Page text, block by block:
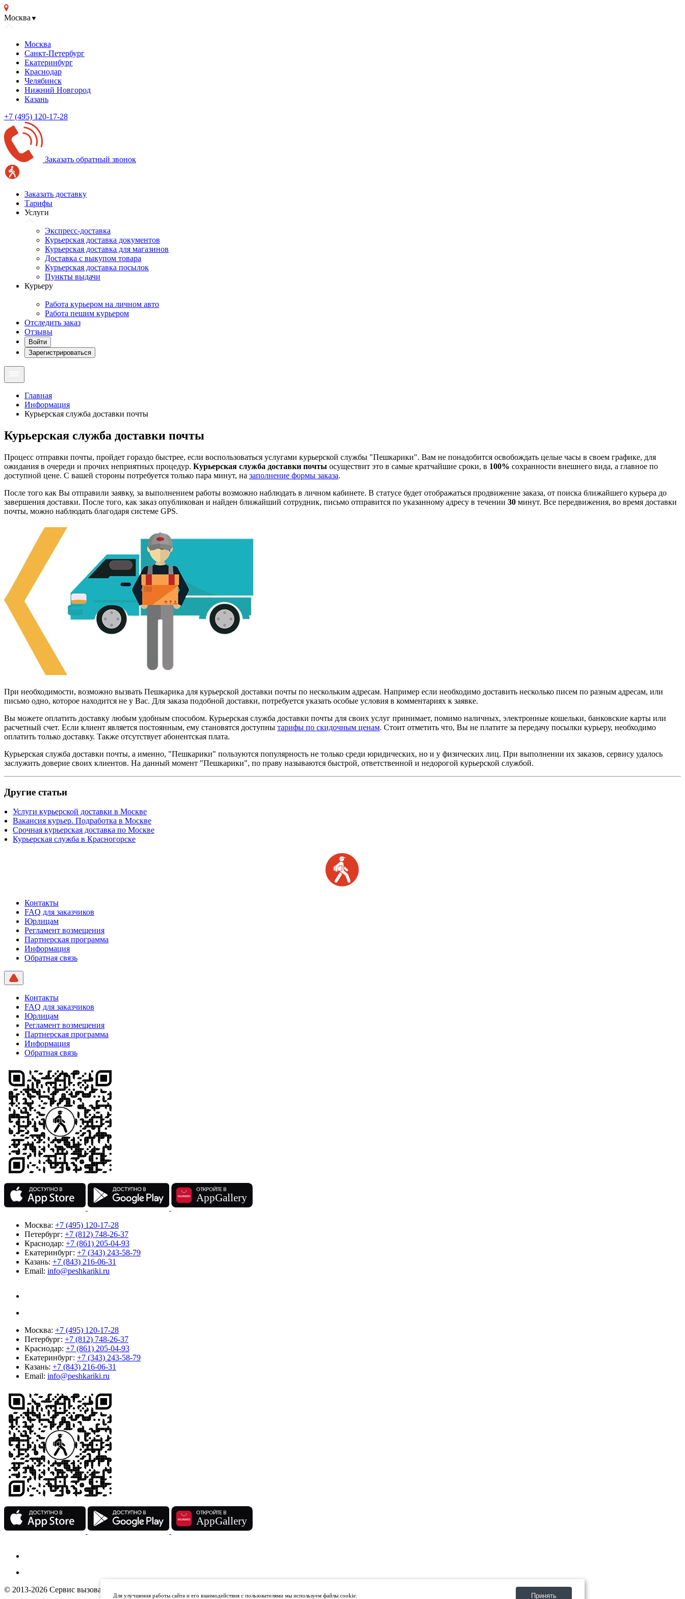
Москва ▼
Москва
Санкт-Петербург
Екатеринбург
Краснодар
Челябинск
Нижний Новгород
Казань
+7 (495) 120-17-28
Заказать обратный звонок
Заказать доставку
Тарифы
Услуги
Экспресс-доставка
Курьерская доставка документов
Курьерская доставка для магазинов
Доставка с выкупом товара
Курьерская доставка посылок
Пункты выдачи
Курьеру
Работа курьером на личном авто
Работа пешим курьером
Отследить заказ
Отзывы
Войти
Зарегистрироваться
Главная
Информация
Курьерская служба доставки почты
Курьерская служба доставки почты
Процесс отправки почты, пройдет гораздо быстрее, если воспользоваться услугами курьерской службы "Пешкарики". Вам не понадобится освобождать целые часы в своем графике, для
ожидания в очереди и прочих неприятных процедур. Курьерская служба доставки почты осуществит это в самые кратчайшие сроки, в 100% сохранности внешнего вида, а главное по
доступной цене. С вашей стороны потребуется только пара минут, на заполнение формы заказа.
После того как Вы отправили заявку, за выполнением работы возможно наблюдать в личном кабинете. В статусе будет отображаться продвижение заказа, от поиска ближайшего курьера до
завершения доставки. После того, как заказ опубликован и найден ближайший сотрудник, письмо отправится по указанному адресу в течении 30 минут. Все передвижения, во время доставки
почты, можно наблюдать благодаря системе GPS.
При необходимости, возможно вызвать Пешкарика для курьерской доставки почты по нескольким адресам. Например если необходимо доставить несколько писем по разным адресам, или
письмо одно, которое находится не у Вас. Для заказа подобной доставки, потребуется указать особые условия в комментариях к заявке.
Вы можете оплатить доставку любым удобным способом. Курьерская служба доставки почты для своих услуг принимает, помимо наличных, электронные кошельки, банковские карты или
расчетный счет. Если клиент является постоянным, ему становятся доступны тарифы по скидочным ценам. Стоит отметить что, Вы не платите за передачу посылки курьеру, необходимо
оплатить только доставку. Также отсутствует абонентская плата.
Курьерская служба доставки почты, а именно, "Пешкарики" пользуются популярность не только среди юридических, но и у физических лиц. При выполнении их заказов, сервису удалось
заслужить доверие своих клиентов. На данный момент "Пешкарики", по праву называются быстрой, ответственной и недорогой курьерской службой.
Другие статьи
Услуги курьерской доставки в Москве
Вакансия курьер. Подработка в Москве
Срочная курьерская доставка по Москве
​Курьерская служба в Красногорске
Контакты
FAQ для заказчиков
Юрлицам
Регламент возмещения
Партнерская программа
Информация
Обратная связь
Контакты
FAQ для заказчиков
Юрлицам
Регламент возмещения
Партнерская программа
Информация
Обратная связь
Москва: +7 (495) 120-17-28
Петербург: +7 (812) 748-26-37
Краснодар: +7 (861) 205-04-93
Екатеринбург: +7 (343) 243-58-79
Казань: +7 (843) 216-06-31
Email: info@peshkariki.ru
Москва: +7 (495) 120-17-28
Петербург: +7 (812) 748-26-37
Краснодар: +7 (861) 205-04-93
Екатеринбург: +7 (343) 243-58-79
Казань: +7 (843) 216-06-31
Email: info@peshkariki.ru
© 2013-2026 Сервис вызова курьера «Пешкарики»
Для улучшения работы сайта и его взаимодействия с пользователями мы используем файлы cookie.
Принять